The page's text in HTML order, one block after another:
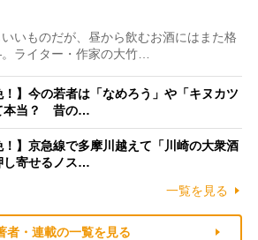
いものだが、昼から飲むお酒にはまた格
ライター・作家の大竹…
！】今の若者は「なめろう」や「キヌカツ
本当？ 昔の…
！】京急線で多摩川越えて「川崎の大衆酒
寄せるノス…
一覧を見る
者・連載の一覧を見る